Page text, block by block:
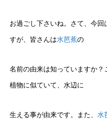
お過ごし下さいね。さて、今回
すが、皆さんは水芭蕉の
名前の由来は知っていますか？
植物に似ていて、水辺に
生える事が由来です。また、 水